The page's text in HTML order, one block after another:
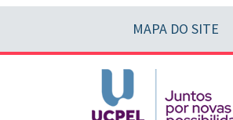
MAPA DO SITE